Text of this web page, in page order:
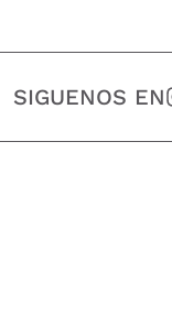
SIGUENOS EN